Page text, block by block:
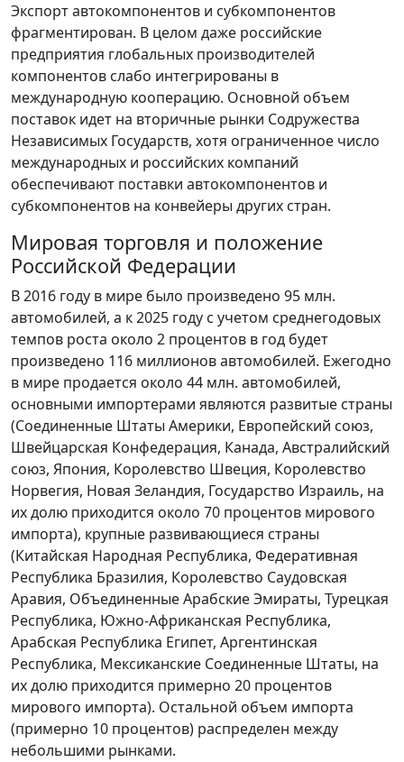
Экспорт автокомпонентов и субкомпонентов
фрагментирован. В целом даже российские
предприятия глобальных производителей
компонентов слабо интегрированы в
международную кооперацию. Основной объем
поставок идет на вторичные рынки Содружества
Независимых Государств, хотя ограниченное число
международных и российских компаний
обеспечивают поставки автокомпонентов и
субкомпонентов на конвейеры других стран.
Мировая торговля и положение
Российской Федерации
В 2016 году в мире было произведено 95 млн.
автомобилей, а к 2025 году с учетом среднегодовых
темпов роста около 2 процентов в год будет
произведено 116 миллионов автомобилей. Ежегодно
в мире продается около 44 млн. автомобилей,
основными импортерами являются развитые страны
(Соединенные Штаты Америки, Европейский союз,
Швейцарская Конфедерация, Канада, Австралийский
союз, Япония, Королевство Швеция, Королевство
Норвегия, Новая Зеландия, Государство Израиль, на
их долю приходится около 70 процентов мирового
импорта), крупные развивающиеся страны
(Китайская Народная Республика, Федеративная
Республика Бразилия, Королевство Саудовская
Аравия, Объединенные Арабские Эмираты, Турецкая
Республика, Южно-Африканская Республика,
Арабская Республика Египет, Аргентинская
Республика, Мексиканские Соединенные Штаты, на
их долю приходится примерно 20 процентов
мирового импорта). Остальной объем импорта
(примерно 10 процентов) распределен между
небольшими рынками.